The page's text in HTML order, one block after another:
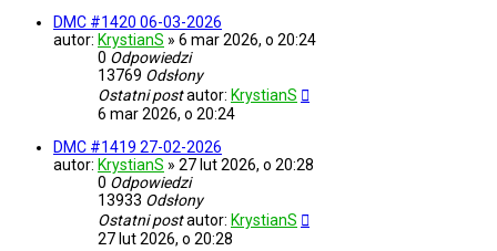
DMC #1420 06-03-2026
autor: KrystianS » 6 mar 2026, o 20:24
0 Odpowiedzi
13769 Odsłony
Ostatni postautor: KrystianS
6 mar 2026, o 20:24
DMC #1419 27-02-2026
autor: KrystianS » 27 lut 2026, o 20:28
0 Odpowiedzi
13933 Odsłony
Ostatni postautor: KrystianS
27 lut 2026, o 20:28